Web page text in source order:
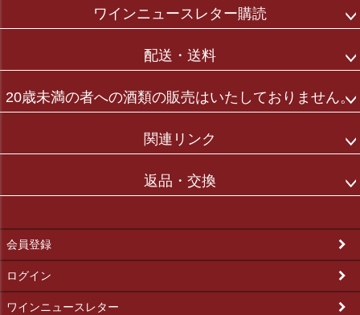
ワインニュースレター購読
配送・送料
20歳未満の者への酒類の販売はいたしておりません。
関連リンク
返品・交換
会員登録
ログイン
ワインニュースレター